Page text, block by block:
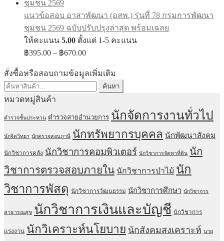
฿670.00
แนวข้อสอบ อาสาพัฒนา (อสพ.) รุ่นที่ 78 กรมการพัฒนา
ชุมชน 2569 ฉบับปรับปรุงล่าสุด พร้อมเฉลย
ให้คะแนน 5.00 ตั้งแต่ 1-5 คะแนน
฿395.00 – ฿670.00Price
฿395.00
through
฿670.00
สั่งซื้อหรือสอบถามข้อมูลเพิ่มเติม
ค้นหา:
ค้นหา
หมวดหมู่สินค้า
ตำรวจชั้นประทวน ตำรวจสายอำนวยการ นักจัดการงานทั่วไป
นักจิตวิทยา นักตรวจสอบภาษี นักทรัพยากรบุคคล นักพัฒนาสังคม
นักวิชาการคลัง นักวิชาการคอมพิวเตอร์ นักวิชาการจัดหาที่ดิน นัก
วิชาการตรวจสอบภายใน นักวิชาการป่าไม้ นัก
วิชาการพัสดุ นักวิชาการวัฒนธรรม นักวิชาการศึกษา นักวิชาการ
สาธารณสุข นักวิชาการเงินและบัญชี นักวิชาการ
แรงงาน นักวิเคราะห์นโยบาย นักสังคมสงเคราะห์ นาย